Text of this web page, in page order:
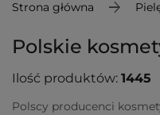
Strona główna
Polskie
Ilość produktów: 1445
Polscy producenci